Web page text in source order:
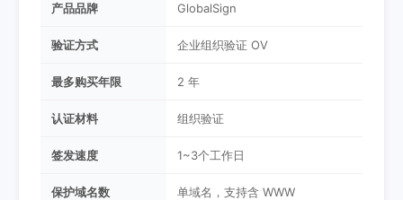
产品品牌 GlobalSign
验证方式 企业组织验证 OV
最多购买年限 2 年
认证材料 组织验证
签发速度 1~3个工作日
保护域名数 单域名，支持含 WWW